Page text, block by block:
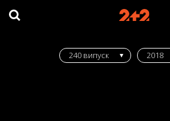
240 випуск 2018